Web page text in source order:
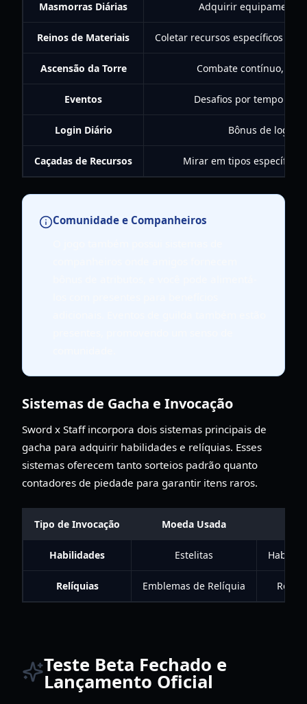
Masmorras Diárias Adquirir
Reinos de Materiais Coletar recursos específicos
Ascensão da Torre Combate contínuo,
Eventos Desafios por tempo
Login Diário Bônus de login
Caçadas de Recursos Mirar em tipos
Comunidade e Companheiros
Sistemas de Gacha e Invocação
Sword x Staff incorpora dois sistemas principais de
gacha para adquirir habilidades e relíquias. Esses
sistemas oferecem tanto sorteios padrão quanto
contadores de piedade para garantir itens raros.
Tipo de Invocação Moeda Usada
Habilidades Estelitas
Relíquias Emblemas de Relíquia
Teste Beta Fechado e
Lançamento Oficial